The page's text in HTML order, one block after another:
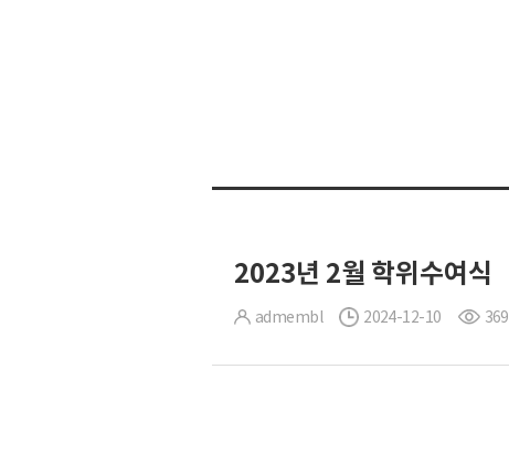
2023년 2월 학위수여식
admembl 2024-12-10 369